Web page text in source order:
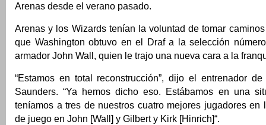
Arenas desde el verano pasado.
Arenas y los Wizards tenían la voluntad de tomar
que Washington obtuvo en el Draf a la selección
armador John Wall, quien le trajo una nueva cara a la
“Estamos en total reconstrucción”, dijo el entrenador
Saunders. “Ya hemos dicho eso. Estábamos en una
teníamos a tres de nuestros cuatro mejores jugadores en
de juego en John [Wall] y Gilbert y Kirk [Hinrich]“.